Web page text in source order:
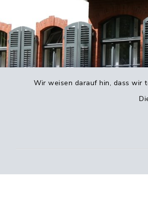
Wir weisen darauf hin, dass wir